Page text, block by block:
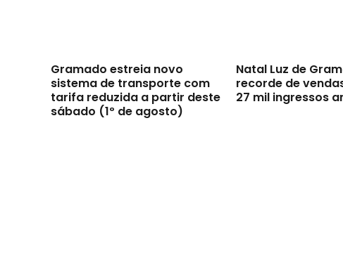
Gramado estreia novo
sistema de transporte com
tarifa reduzida a partir deste
sábado (1º de agosto)
Natal Luz de
recorde de
27 mil ingressos